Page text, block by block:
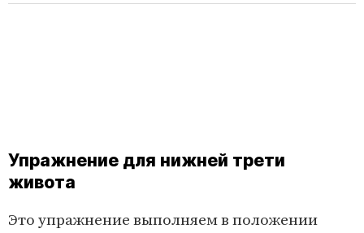
Упражнение для нижней трети
живота
Это упражнение выполняем в положении